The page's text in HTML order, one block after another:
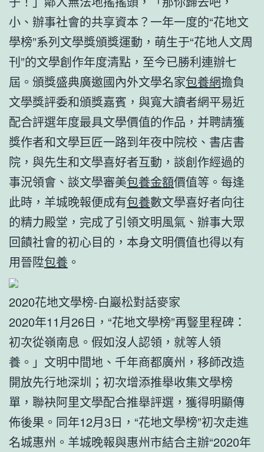
小、辦事社會的共享資本？一年一度的“花地文
學榜”系列文學獎頒獎運動，萌生于“花地人文周
刊”的文學創作年度清點，至今已勝利連辦七
屆。頒獎盛典廣邀國內外文學名家包養網擔負
文學獎評委和頒獎嘉賓，與寬大讀者網平易近
配合評選年度最具文學價值的作品，并聘請獲
獎作者和文學巨匠一路到年夜中院校、書店書
院，與先生和文學喜好者互動，談創作經過的
事況領會、談文學審美包養金額價值等。每逢
此時，羊城晚報便成有包養數文學喜好者向往
的精力殿堂，完成了引領文明風氣、辦事大眾
回饋社會的初心目的，本身文明價值也得以有
用晉陞包養 。
2020花地文學榜-白巖松對話麥家
2020年11月26日，“花地文學榜”再豎里程碑：
初次從嶺南息。假如沒人認領，就等人領
養。」文明中間地、千年商都廣州，移師改造
開放先行地深圳；初次增添推舉收集文學榜
單，聯袂阿里文學配合推舉評選，獲得明顯傳
佈後果。同年12月3日，“花地文學榜”初次走進
名城惠州。羊城晚報與惠州市結合主辦“2020年